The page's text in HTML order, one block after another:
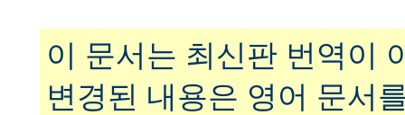
이 문서는 최신판 번역이
변경된 내용은 영어 문서